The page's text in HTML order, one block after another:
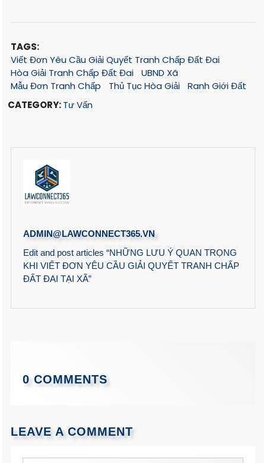
TAGS:
Viết Đơn Yêu Cầu Giải Quyết Tranh Chấp Đất Đai
Hòa Giải Tranh Chấp Đất Đai
UBND Xã
Mẫu Đơn Tranh Chấp
Thủ Tục Hòa Giải
Ranh Giới Đất
CATEGORY:Tư Vấn
ADMIN@LAWCONNECT365.VN
Edit and post articles “NHỮNG LƯU Ý QUAN TRỌNG
KHI VIẾT ĐƠN YÊU CẦU GIẢI QUYẾT TRANH CHẤP
ĐẤT ĐAI TẠI XÃ”
0 COMMENTS
LEAVE A COMMENT